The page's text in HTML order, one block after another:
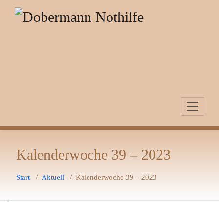
Zum
Kalenderwoche 39 – 2023
Start / Aktuell / Kalenderwoche 39 – 2023